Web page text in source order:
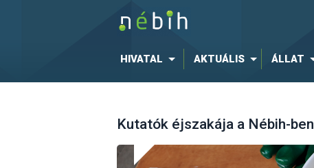
HIVATAL AKTUÁLIS ÁLLAT
Kutatók éjszakája a Nébih-ben